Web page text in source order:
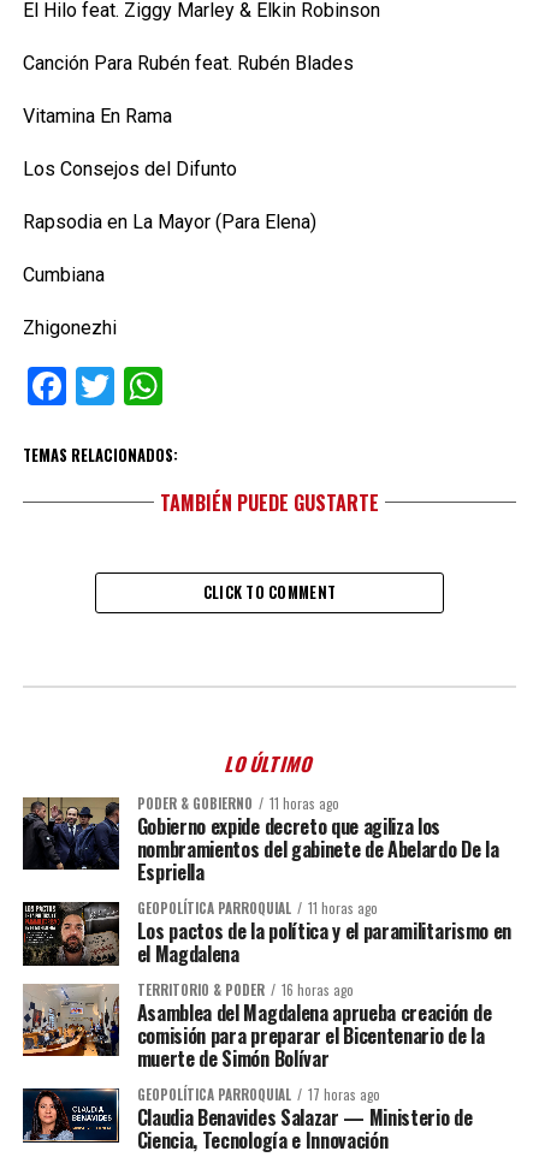
El Hilo feat. Ziggy Marley & Elkin Robinson
Canción Para Rubén feat. Rubén Blades
Vitamina En Rama
Los Consejos del Difunto
Rapsodia en La Mayor (Para Elena)
Cumbiana
Zhigonezhi
Facebook
TwitterWhatsApp
TEMAS RELACIONADOS:
TAMBIÉN PUEDE GUSTARTE
CLICK TO COMMENT
LO ÚLTIMO
PODER & GOBIERNO 11 horas ago
Gobierno expide decreto que agiliza los
nombramientos del gabinete de Abelardo De la
Espriella
GEOPOLÍTICA PARROQUIAL 11 horas ago
Los pactos de la política y el paramilitarismo en
el Magdalena
TERRITORIO & PODER 16 horas ago
Asamblea del Magdalena aprueba creación de
comisión para preparar el Bicentenario de la
muerte de Simón Bolívar
GEOPOLÍTICA PARROQUIAL 17 horas ago
Claudia Benavides Salazar — Ministerio de
Ciencia, Tecnología e Innovación